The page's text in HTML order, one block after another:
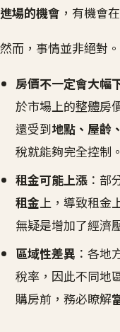
進場的機會 ，有機會
然而，事情並非絕對
房價不一定會大幅
於市場上的整體房
還受到地點、屋齡
稅就能夠完全控制。
租金可能上漲 ：部
租金 上，導致租金
無疑是增加了經濟
區域性差異 ：各地
稅率，因此不同地
購房前，務必瞭解